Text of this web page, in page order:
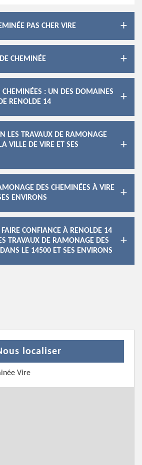
PAS CHER VIRE
CHEMINÉE
CHEMINÉES : UN DES DOMAINES
RENOLDE 14
LES TRAVAUX DE RAMONAGE
VILLE DE VIRE ET SES
DES CHEMINÉES À VIRE
ENVIRONS
FAIRE CONFIANCE À RENOLDE 14
TRAVAUX DE RAMONAGE DES
LE 14500 ET SES ENVIRONS
localiser
Vire